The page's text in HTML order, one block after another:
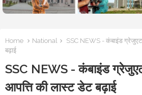
Home National
SSC NEWS - कंबाइंड ग्रेजुएट
बढ़ाई
SSC NEWS - कंबाइंड ग्रेजुएट
आपत्ति की लास्ट डेट बढ़ाई